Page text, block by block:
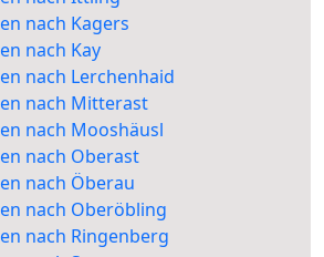
nach Kagers
nach Kay
nach Lerchenhaid
nach Mitterast
nach Mooshäusl
nach Oberast
nach Öberau
nach Oberöbling
nach Ringenberg